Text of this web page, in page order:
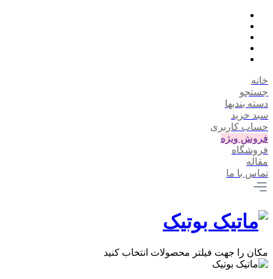
خانه
جستجو
دسته بندیها
سبد خرید
حساب کاربری
فروش ویژه
فروشگاه
مقاله
تماس با ما
مکان را جهت فیلتر محصولات انتخاب کنید